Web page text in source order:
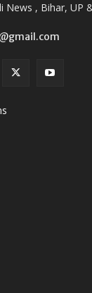
News , Bihar, UP